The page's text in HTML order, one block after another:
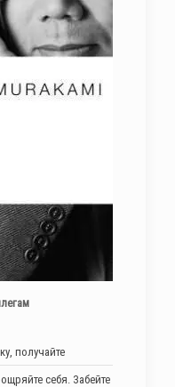
получайте
себя. Забейте